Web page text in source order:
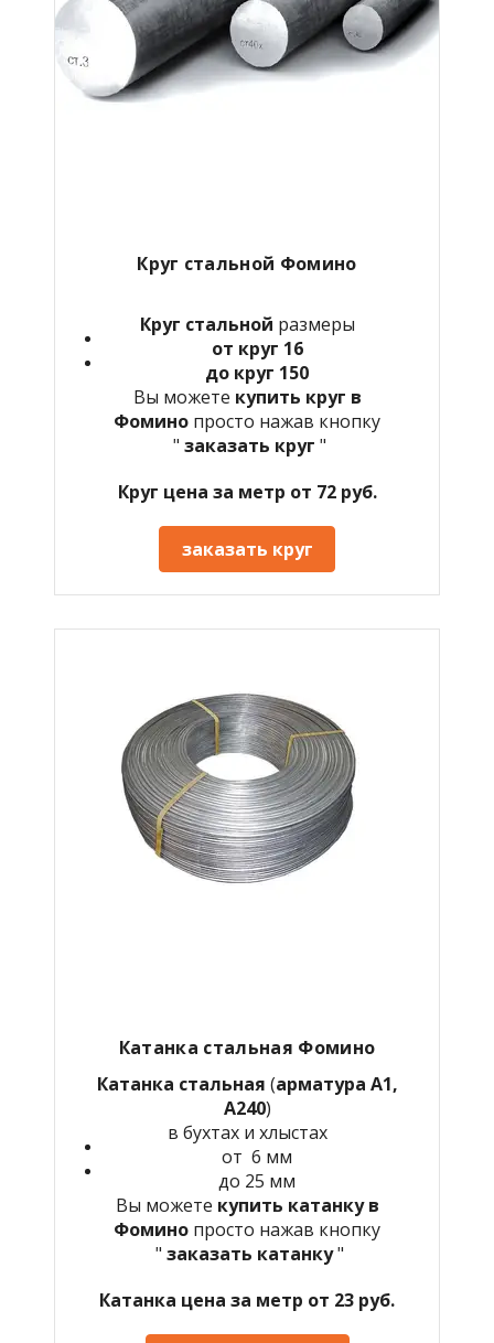
Круг стальной Фомино
Круг стальной размеры
от круг 16
до круг 150
Вы можете купить круг в
Фомино просто нажав кнопку
" заказать круг "
Круг цена за метр от 72 руб.
заказать круг
Катанка стальная Фомино
Катанка стальная (арматура А1,
А240)
в бухтах и хлыстах
от 6 мм
до 25 мм
Вы можете купить катанку в
Фомино просто нажав кнопку
" заказать катанку"
Катанка цена за метр от 23 руб.